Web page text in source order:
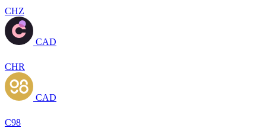
CHZ
CAD
CHR
CAD
C98